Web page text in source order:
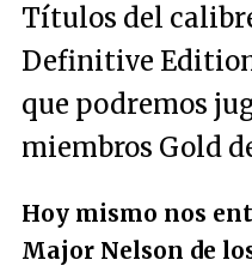
Títulos del
Definitive
que podremos
miembros Gold
Hoy mismo nos
Major Nelson de